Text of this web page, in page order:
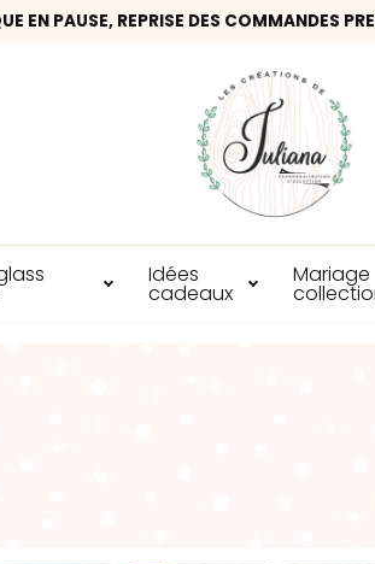
EN PAUSE, REPRISE DES
Idées
cadeaux
Mariage